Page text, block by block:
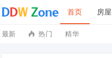
首页 房
投诉建议
最新 热门 精华